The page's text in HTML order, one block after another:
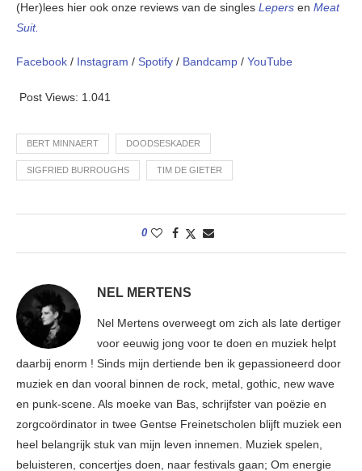
(Her)lees hier ook onze reviews van de singles Lepers en Meat
Suit.
Facebook / Instagram / Spotify / Bandcamp / YouTube
Post Views: 1.041
BERT MINNAERT DOODSESKADER
SIGFRIED BURROUGHS TIM DE GIETER
0
NEL MERTENS
Nel Mertens overweegt om zich als late dertiger
voor eeuwig jong voor te doen en muziek helpt
daarbij enorm ! Sinds mijn dertiende ben ik gepassioneerd door
muziek en dan vooral binnen de rock, metal, gothic, new wave
en punk-scene. Als moeke van Bas, schrijfster van poëzie en
zorgcoördinator in twee Gentse Freinetscholen blijft muziek een
heel belangrijk stuk van mijn leven innemen. Muziek spelen,
beluisteren, concertjes doen, naar festivals gaan; Om energie